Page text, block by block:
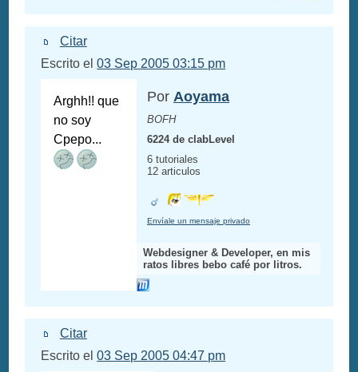
Citar
Escrito el03 Sep 2005 03:15 pm
Arghh!! que
no soy
Cpepo...
Por Aoyama
BOFH
6224 de clabLevel
6 tutoriales
12 articulos
Envíale un mensaje privado
Webdesigner & Developer, en mis
ratos libres bebo café por litros.
Citar
Escrito el03 Sep 2005 04:47 pm